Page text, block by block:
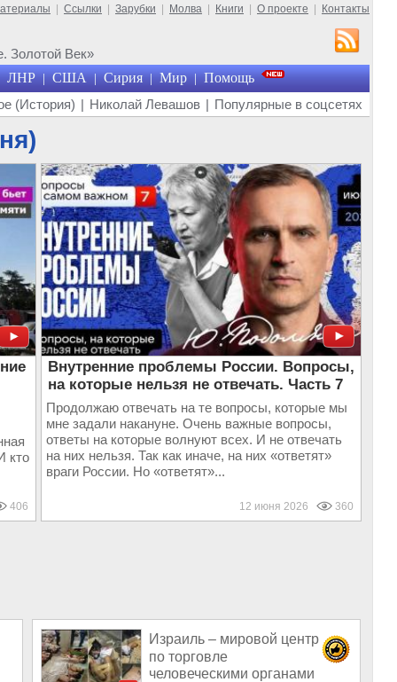
Ссылки Зарубки Молва Книги О проекте Контакты
Золотой Век»
ЛНР | США | Сирия | Мир | Помощь
(История) | Николай Левашов | Популярные в соцсетях
кто
406
Внутренние проблемы России. Вопросы,
на которые нельзя не отвечать. Часть 7
Продолжаю отвечать на те вопросы, которые мы
мне задали накануне. Очень важные вопросы,
ответы на которые волнуют всех. И не отвечать
на них нельзя. Так как иначе, на них «ответят»
враги России. Но «ответят»...
12 июня 2026 360
Израиль – мировой центр
по торговле
человеческими органами